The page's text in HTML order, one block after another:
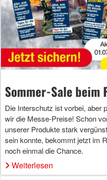
Sommer-Sale beim
Die Interschutz ist vorbei, aber
wir die Messe-Preise! Schon
unserer Produkte stark
sein konnte, bekommt jetzt im
noch einmal die Chance.
Weiterlesen